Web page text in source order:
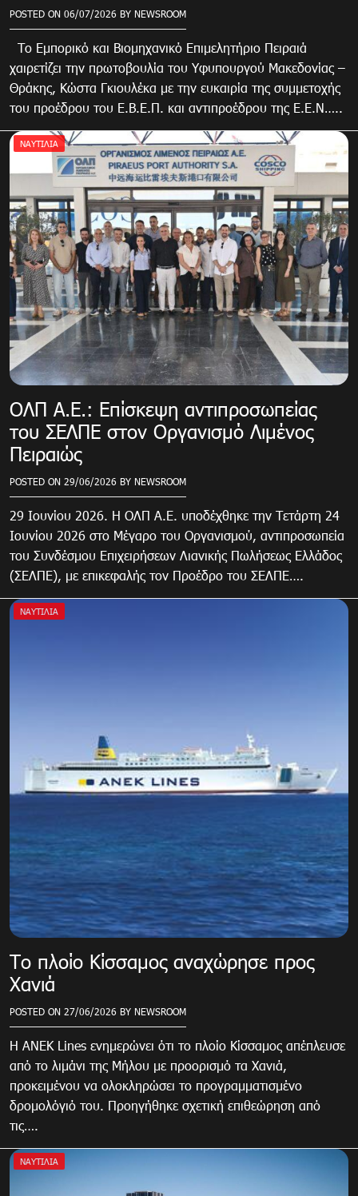
POSTED ON 06/07/2026 BY NEWSROOM
Το Εμπορικό και Βιομηχανικό Επιμελητήριο Πειραιά
χαιρετίζει την πρωτοβουλία του Υφυπουργού Μακεδονίας –
Θράκης, Κώστα Γκιουλέκα με την ευκαιρία της συμμετοχής
του προέδρου του Ε.Β.Ε.Π. και αντιπροέδρου της Ε.Ε.Ν…..
ΝΑΥΤΙΛΙΑ
ΟΛΠ Α.Ε.: Επίσκεψη αντιπροσωπείας
του ΣΕΛΠΕ στον Οργανισμό Λιμένος
Πειραιώς
POSTED ON 29/06/2026 BY NEWSROOM
29 Ιουνίου 2026. Η ΟΛΠ Α.Ε. υποδέχθηκε την Τετάρτη 24
Ιουνίου 2026 στο Μέγαρο του Οργανισμού, αντιπροσωπεία
του Συνδέσμου Επιχειρήσεων Λιανικής Πωλήσεως Ελλάδος
(ΣΕΛΠΕ), με επικεφαλής τον Προέδρο του ΣΕΛΠΕ….
ΝΑΥΤΙΛΙΑ
Το πλοίο Κίσσαμος αναχώρησε προς
Χανιά
POSTED ON 27/06/2026 BY NEWSROOM
Η ANEK Lines ενημερώνει ότι το πλοίο Κίσσαμος απέπλευσε
από το λιμάνι της Μήλου με προορισμό τα Χανιά,
προκειμένου να ολοκληρώσει το προγραμματισμένο
δρομολόγιό του. Προηγήθηκε σχετική επιθεώρηση από
τις….
ΝΑΥΤΙΛΙΑ